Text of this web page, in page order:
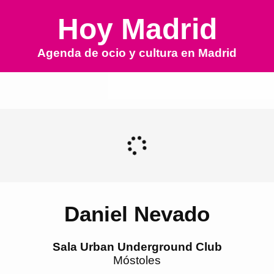
Hoy Madrid
Agenda de ocio y cultura en Madrid
Daniel Nevado
Sala Urban Underground Club
Móstoles